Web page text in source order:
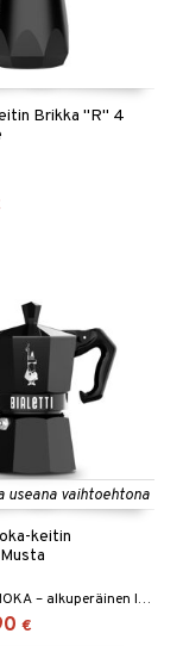
Brikka "R" 4
useana vaihtoehtona
keitin
Bialetti® MOKA – alkuperäinen Italiasta jo 80 vuoden ajan herkullisen maukasta kahvia varten. Klassinen tapa valmistaa kahvia useimmissa italialaisissa kodeissa.
€